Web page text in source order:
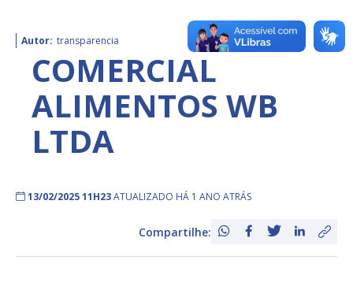
Autor: transparencia
COMERCIAL
ALIMENTOS WB
LTDA
13/02/2025 11H23ATUALIZADO HÁ 1 ANO ATRÁS
Compartilhe: